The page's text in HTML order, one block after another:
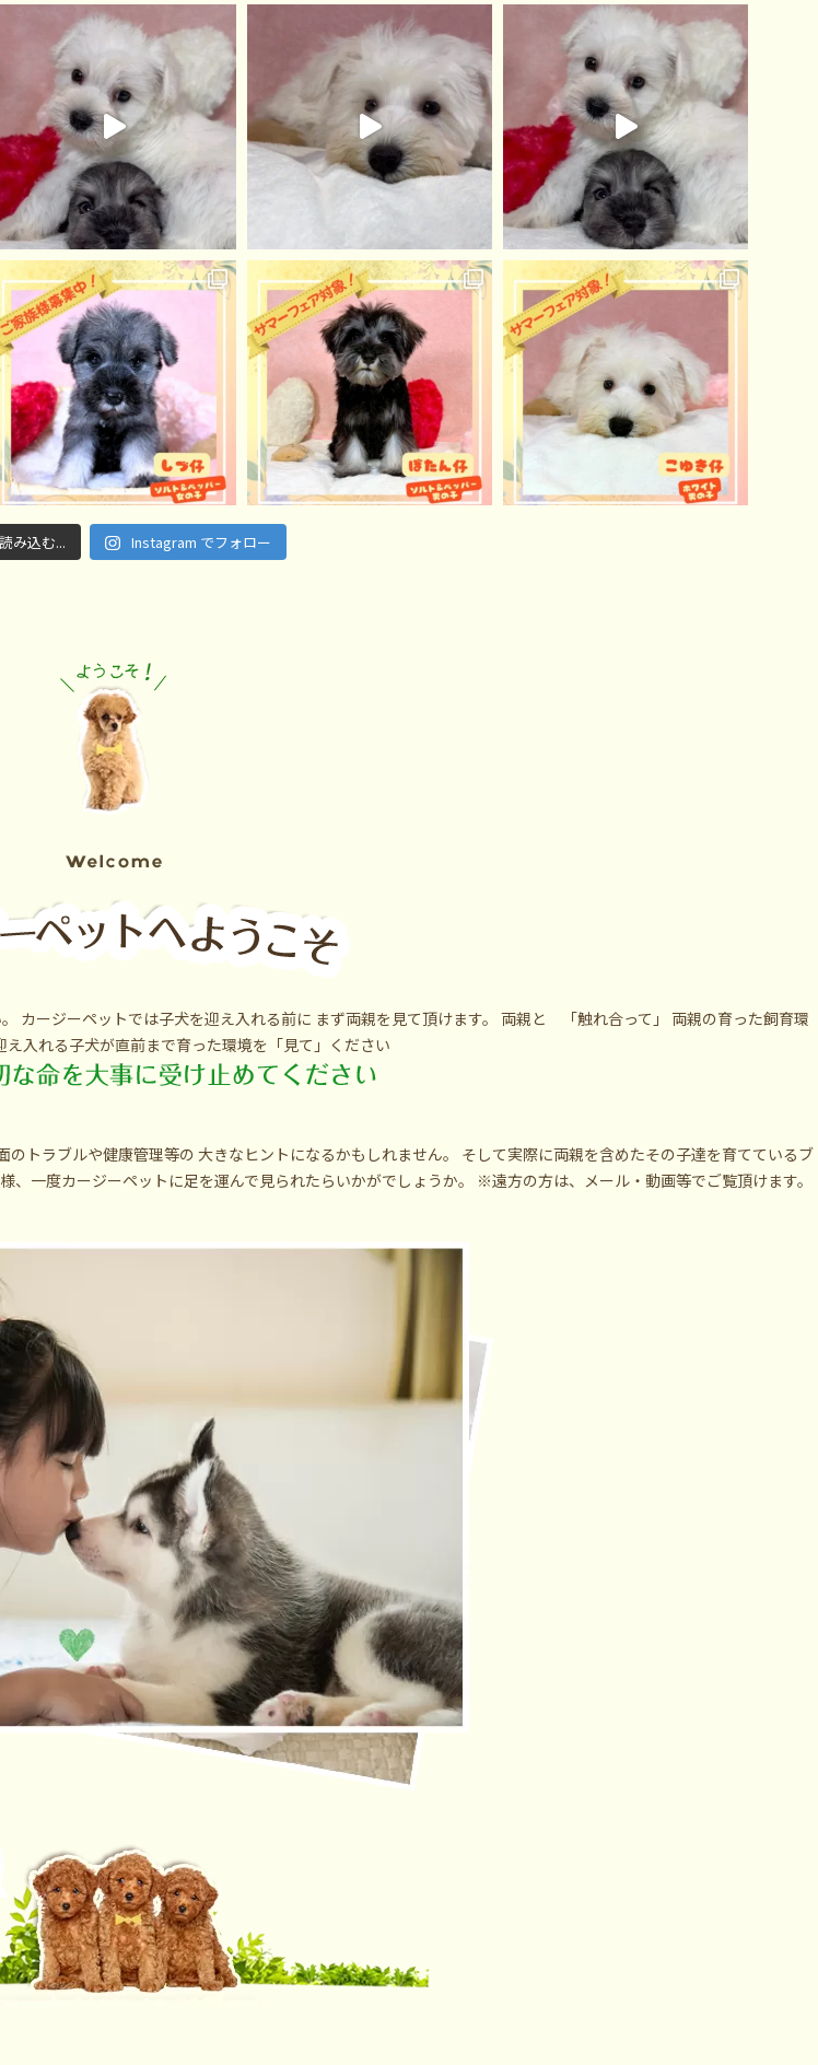
み込む... Instagram でフォロー
カージーペットでは子犬を迎え入れる前に まず両親を見て頂けます。 両親と 「触れ合って」 両親の育った飼育環
入れる子犬が直前まで育った環境を「見て」ください
トラブルや健康管理等の 大きなヒントになるかもしれません。 そして実際に両親を含めたその子達を育てているブ
一度カージーペットに足を運んで見られたらいかがでしょうか。 ※遠方の方は、メール・動画等でご覧頂けます。